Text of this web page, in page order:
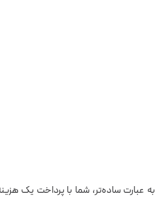
به عبارت ساده‌تر، شما با پرداخت یک